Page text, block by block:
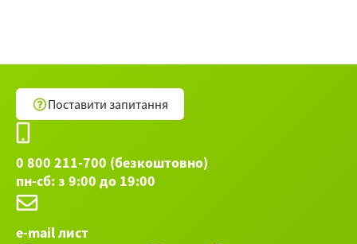
Поставити запитання
0 800 211-700 (безкоштовно)
пн-сб: з 9:00 до 19:00
e-mail лист